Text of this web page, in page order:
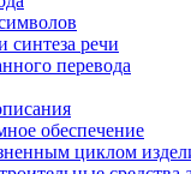
синтеза речи
перевода
обеспечение
циклом